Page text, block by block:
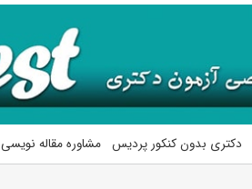
دکتری بدون کنکور پردیس مشاوره مقاله نویسی